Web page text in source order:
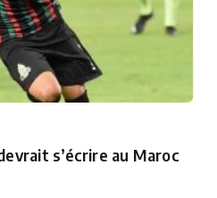
s’écrire au Maroc